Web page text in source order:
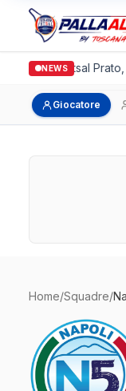
NEWS
Futsal Prato,
Giocatore
Home/Squadre/